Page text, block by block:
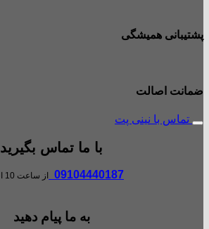
پشتیبانی همیشگی
ضمانت اصالت
تماس با نینی پت
با ما تماس بگیرید
09104440187 از ساعت 10 الی 21
به ما پیام دهید